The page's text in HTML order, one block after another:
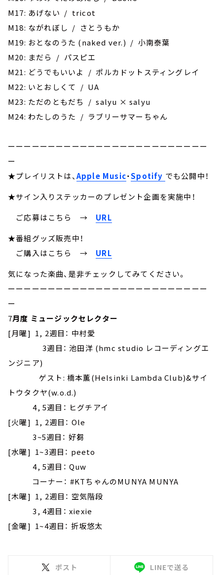
M17: あげない / tricot
M18: ながれぼし / さとうもか
M19: おとなのうた (naked ver.) / 小南泰葉
M20: まだら / パスピエ
M21: どうでもいいよ / ポルカドットスティングレイ
M22: いとおしくて / UA
M23: ただのともだち / salyu × salyu
M24: わたしのうた / ラブリーサマーちゃん
ーーーーーーーーーーーーーーーーーーーーーーーーー
ー
★プレイリストは、Apple Music・Spotify でも公開中！
★サイン入りステッカーのプレゼント企画を実施中！
ご応募はこちら →
URL
★番組グッズ販売中！
ご購入はこちら → URL
気になった楽曲、是非チェックしてみてください。
ーーーーーーーーーーーーーーーーーーーーーーーーー
ー
7月度 ミュージックセレクター
[月曜] 1, 2週目： 中村愛
3週目： 池田洋 (hmc studio レコーディングエ
ンジニア)
ゲスト: 橋本薫(Helsinki Lambda Club)&サイ
トウタクヤ(w.o.d.)
4, 5週目： ヒグチアイ
[火曜] 1, 2週目： Ole
3~5週目： 好芻
[水曜] 1~3週目： peeto
4, 5週目： Quw
コーナー： #KTちゃんのMUNYA MUNYA
[木曜] 1, 2週目： 空気階段
3, 4週目： xiexie
[金曜] 1~4週目： 折坂悠太
ポスト LINEで送る